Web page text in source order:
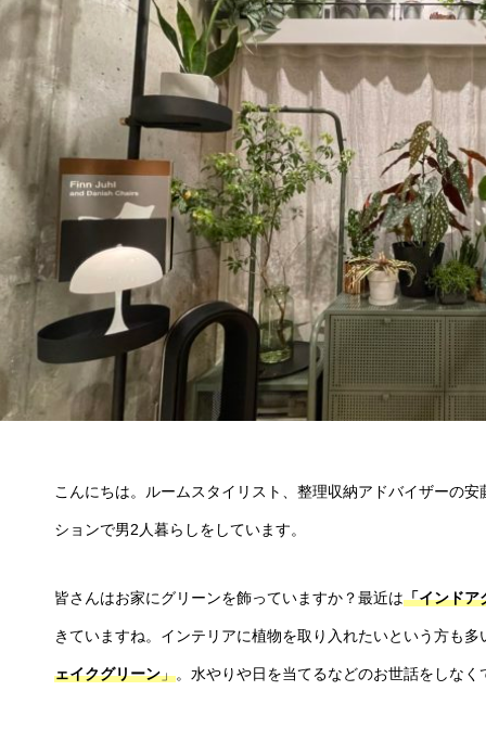
こんにちは。ルームスタイリスト、整理収納アドバイザーの
ションで男2人暮らしをしています。
皆さんはお家にグリーンを飾っていますか？最近は「インドア
きていますね。インテリアに植物を取り入れたいという方も
ェイクグリーン」。水やりや日を当てるなどのお世話をしな